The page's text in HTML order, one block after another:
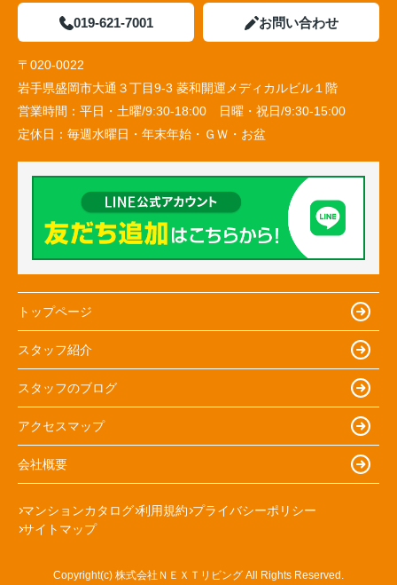
019-621-7001 お問い合わせ
〒020-0022
岩手県盛岡市大通３丁目9-3 菱和開運メディカルビル１階
営業時間： 平日・土曜/9:30-18:00 日曜・祝日/9:30-15:00
定休日： 毎週水曜日・年末年始・ＧＷ・お盆
トップページ
スタッフ紹介
スタッフのブログ
アクセスマップ
会社概要
マンションカタログ 利用規約 プライバシーポリシー
サイトマップ
Copyright(c) 株式会社ＮＥＸＴリビング All Rights Reserved.